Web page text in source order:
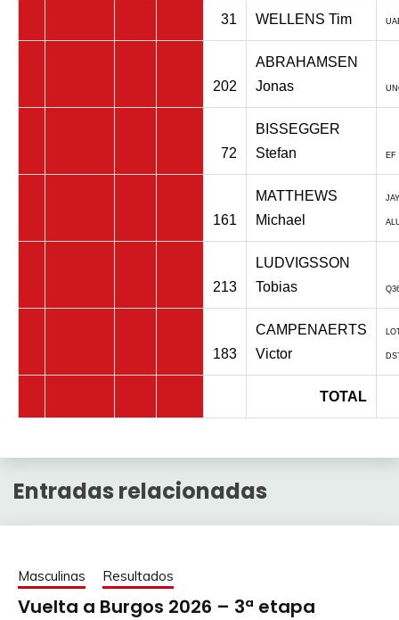
31 WELLENS Tim
202
ABRAHAMSEN
Jonas
72
BISSEGGER
Stefan
EF
161
MATTHEWS
Michael
213
LUDVIGSSON
Tobias
183
CAMPENAERTS
Victor
TOTAL
Entradas relacionadas
Masculinas Resultados
Vuelta a Burgos 2026 – 3ª etapa